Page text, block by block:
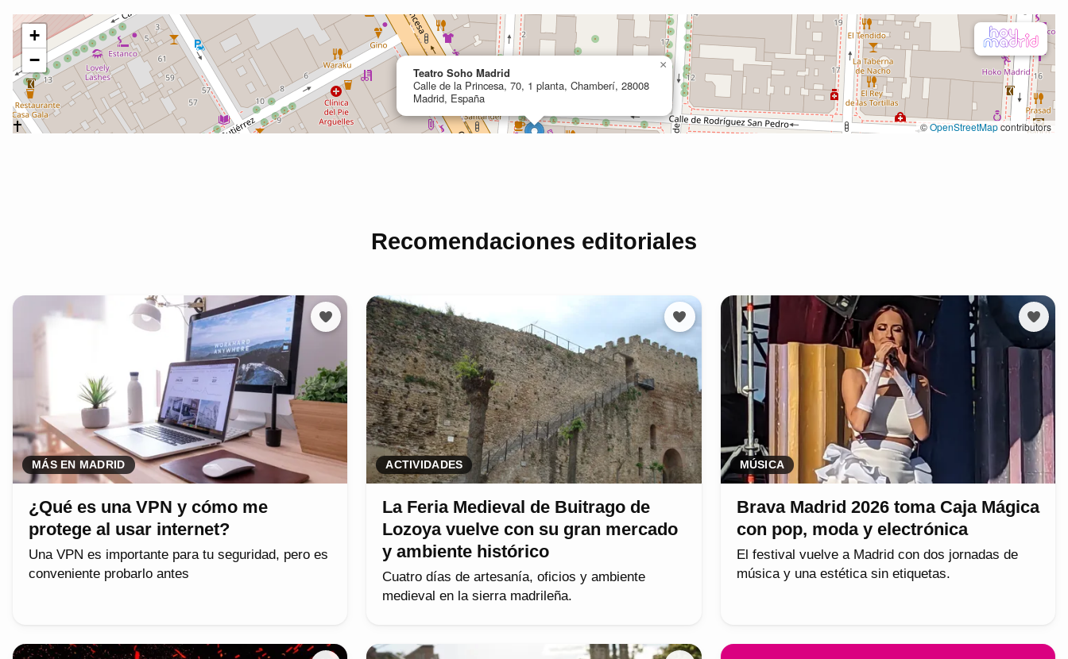
Recomendaciones editoriales
MÁS EN MADRID
¿Qué es una VPN y cómo me
protege al usar internet?
Una VPN es importante para tu seguridad, pero es
conveniente probarlo antes
ACTIVIDADES
La Feria Medieval de Buitrago de
Lozoya vuelve con su gran mercado
y ambiente histórico
Cuatro días de artesanía, oficios y ambiente
medieval en la sierra madrileña.
MÚSICA
Brava Madrid 2026 toma Caja Mágica
con pop, moda y electrónica
El festival vuelve a Madrid con dos jornadas de
música y una estética sin etiquetas.